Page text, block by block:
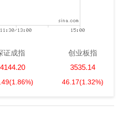
证成指
(1.86%)
创业板指
3535.14
46.17(1.32%)